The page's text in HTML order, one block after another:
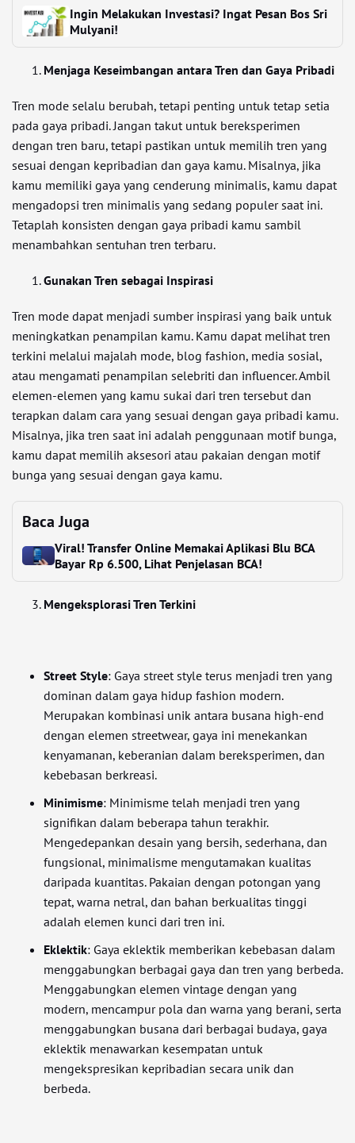
Ingin Melakukan Investasi? Ingat Pesan Bos Sri
Mulyani!
Menjaga Keseimbangan antara Tren dan Gaya Pribadi
Tren mode selalu berubah, tetapi penting untuk tetap setia
pada gaya pribadi. Jangan takut untuk bereksperimen
dengan tren baru, tetapi pastikan untuk memilih tren yang
sesuai dengan kepribadian dan gaya kamu. Misalnya, jika
kamu memiliki gaya yang cenderung minimalis, kamu dapat
mengadopsi tren minimalis yang sedang populer saat ini.
Tetaplah konsisten dengan gaya pribadi kamu sambil
menambahkan sentuhan tren terbaru.
Gunakan Tren sebagai Inspirasi
Tren mode dapat menjadi sumber inspirasi yang baik untuk
meningkatkan penampilan kamu. Kamu dapat melihat tren
terkini melalui majalah mode, blog fashion, media sosial,
atau mengamati penampilan selebriti dan influencer. Ambil
elemen-elemen yang kamu sukai dari tren tersebut dan
terapkan dalam cara yang sesuai dengan gaya pribadi kamu.
Misalnya, jika tren saat ini adalah penggunaan motif bunga,
kamu dapat memilih aksesori atau pakaian dengan motif
bunga yang sesuai dengan gaya kamu.
Baca Juga
Viral! Transfer Online Memakai Aplikasi Blu BCA
Bayar Rp 6.500, Lihat Penjelasan BCA!
Mengeksplorasi Tren Terkini
Street Style: Gaya street style terus menjadi tren yang
dominan dalam gaya hidup fashion modern.
Merupakan kombinasi unik antara busana high-end
dengan elemen streetwear, gaya ini menekankan
kenyamanan, keberanian dalam bereksperimen, dan
kebebasan berkreasi.
Minimisme: Minimisme telah menjadi tren yang
signifikan dalam beberapa tahun terakhir.
Mengedepankan desain yang bersih, sederhana, dan
fungsional, minimalisme mengutamakan kualitas
daripada kuantitas. Pakaian dengan potongan yang
tepat, warna netral, dan bahan berkualitas tinggi
adalah elemen kunci dari tren ini.
Eklektik: Gaya eklektik memberikan kebebasan dalam
menggabungkan berbagai gaya dan tren yang berbeda.
Menggabungkan elemen vintage dengan yang
modern, mencampur pola dan warna yang berani, serta
menggabungkan busana dari berbagai budaya, gaya
eklektik menawarkan kesempatan untuk
mengekspresikan kepribadian secara unik dan
berbeda.